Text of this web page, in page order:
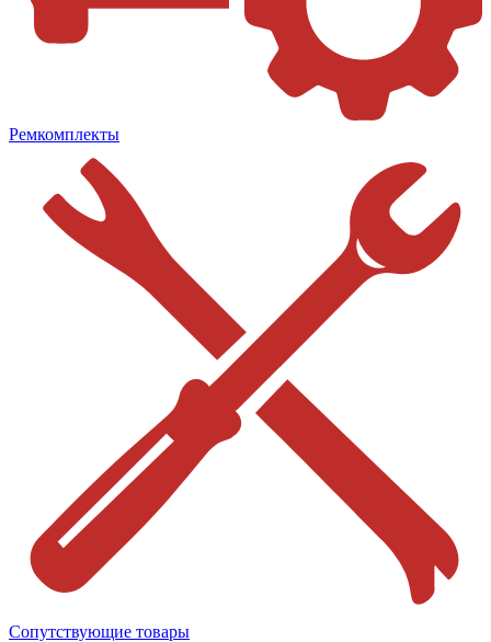
Ремкомплекты
Сопутствующие товары